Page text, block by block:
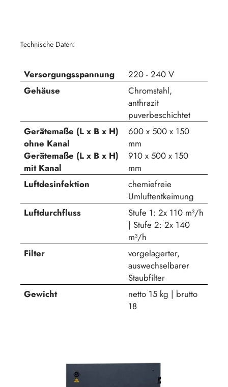
Technische Daten:
Versorgungsspannung
220 - 240 V
Gehäuse
Chromstahl,
anthrazit
puverbeschichtet
Gerätemaße (L x B x H)
ohne Kanal
Gerätemaße (L x B x H)
mit Kanal
600 x 500 x 150
mm
910 x 500 x 150
mm
Luftdesinfektion
chemiefreie
Umluftentkeimung
Luftdurchfluss
Stufe 1: 2x 110 m³/h
| Stufe 2: 2x 140
m³/h
Filter
vorgelagerter,
auswechselbarer
Staubfilter
Gewicht
netto 15 kg | brutto
18